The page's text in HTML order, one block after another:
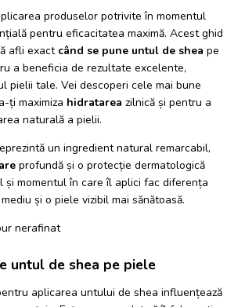
produselor potrivite în momentul
pentru eficacitatea maximă. Acest ghid
afli exact când se pune untul de shea pe
a beneficia de rezultate excelente,
pielii tale. Vei descoperi cele mai bune
ți maximiza hidratarea zilnică și pentru a
naturală a pielii.
un ingredient natural remarcabil,
profundă și o protecție dermatologică
și momentul în care îl aplici fac diferența
și o piele vizibil mai sănătoasă.
untul de shea pe piele
aplicarea untului de shea influențează